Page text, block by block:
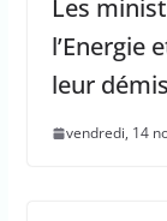
Les
l’Energie
leur
vendredi, 14